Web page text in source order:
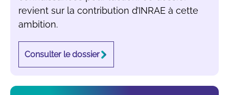
revient sur la contribution d’INRAE à cette
ambition.
Consulter le dossier